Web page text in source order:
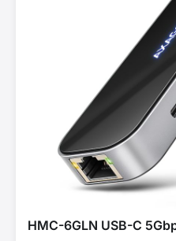
HMC-6GLN USB-C